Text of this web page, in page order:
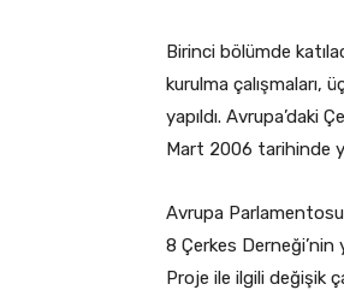
Birinci bölümde
kurulma çalışmaları,
yapıldı. Avrupa’daki
Mart 2006 tarihinde
Avrupa
8 Çerkes Derneği’nin
Proje ile ilgili değişik